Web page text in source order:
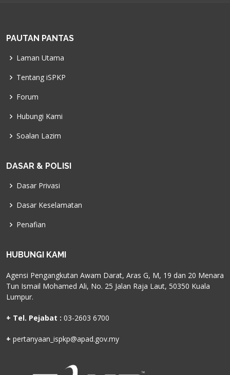
PAUTAN PANTAS
Laman Utama
Tentang iSPKP
Forum
Hubungi Kami
Soalan Lazim
DASAR & POLISI
Dasar Privasi
Dasar Keselamatan
Penafian
HUBUNGI KAMI
Agensi Pengangkutan Awam Darat, Aras G, M, 19 dan 20 Menara
Tun Ismail Mohamed Ali, No. 25 Jalan Raja Laut, 50350 Kuala
Lumpur.
+ Tel. Pejabat : 03-2603 6700
+ pertanyaan_ispkp@apad.gov.my